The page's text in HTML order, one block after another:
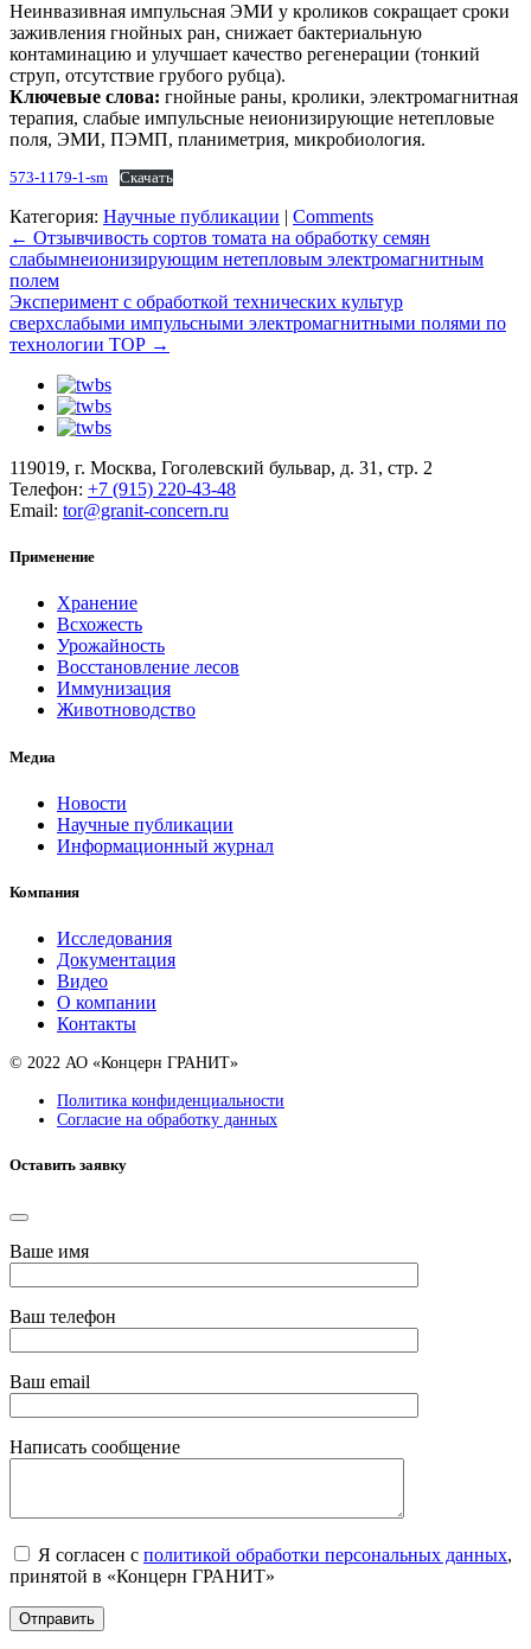
Неинвазивная импульсная ЭМИ у кроликов сокращает сроки
заживления гнойных ран, снижает бактериальную
контаминацию и улучшает качество регенерации (тонкий
струп, отсутствие грубого рубца).
Ключевые слова: гнойные раны, кролики, электромагнитная
терапия, слабые импульсные неионизирующие нетепловые
поля, ЭМИ, ПЭМП, планиметрия, микробиология.
573-1179-1-sm Скачать
Категория: Научные публикации | Comments
Навигация
по
записям
← Отзывчивость сортов томата на обработку семян
слабымнеионизирующим нетепловым электромагнитным
полем
Эксперимент с обработкой технических культур
сверхслабыми импульсными электромагнитными полями по
технологии ТОР →
119019, г. Москва, Гоголевский бульвар, д. 31, стр. 2
Телефон: +7 (915) 220-43-48
Email: tor@granit-concern.ru
Применение
Хранение
Всхожесть
Урожайность
Восстановление лесов
Иммунизация
Животноводство
Медиа
Новости
Научные публикации
Информационный журнал
Компания
Исследования
Документация
Видео
О компании
Контакты
© 2022 АО «Концерн ГРАНИТ»
Политика конфиденциальности
Согласие на обработку данных
Оставить заявку
Ваше имя
Ваш телефон
Ваш email
Написать сообщение
Я согласен с политикой обработки персональных данных,
принятой в «Концерн ГРАНИТ»